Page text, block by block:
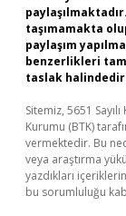
taşımamakta
paylaşım
benzerlikleri
taslak
Sitemiz, 5651
Kurumu (BTK)
vermektedir. Bu
veya araştırma
yazdıkları
bu sorumluluğu